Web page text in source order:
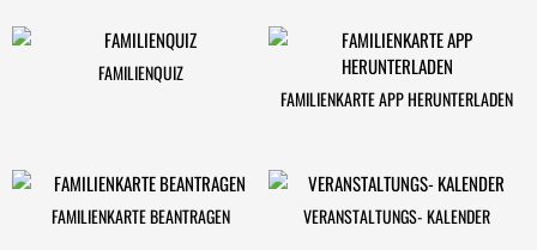
FAMILIENQUIZ
FAMILIENKARTE APP HERUNTERLADEN
FAMILIENKARTE BEANTRAGEN VERANSTALTUNGS- KALENDER